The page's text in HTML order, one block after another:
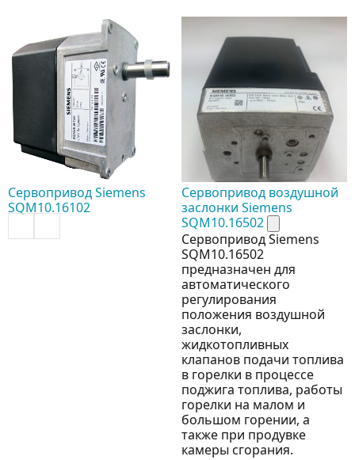
Сервопривод Siemens
SQM10.16102
Сервопривод воздушной
заслонки Siemens
SQM10.16502
Сервопривод Siemens
SQM10.16502
предназначен для
автоматического
регулирования
положения воздушной
заслонки,
жидкотопливных
клапанов подачи топлива
в горелки в процессе
поджига топлива, работы
горелки на малом и
большом горении, а
также при продувке
камеры сгорания.